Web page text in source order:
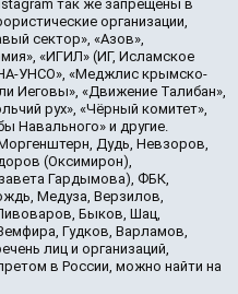
так же запрещены в
организации,
сектор», «Азов»,
«ИГИЛ» (ИГ, Исламское
УНСО», «Меджлис крымско-
Иеговы», «Движение Талибан»,
рух», «Чёрный комитет»,
Навального» и другие.
Дудь, Невзоров,
(Оксимирон),
Гардымова), ФБК,
Медуза, Верзилов,
Быков, Шац,
Гудков, Варламов,
лиц и организаций,
в России, можно найти на